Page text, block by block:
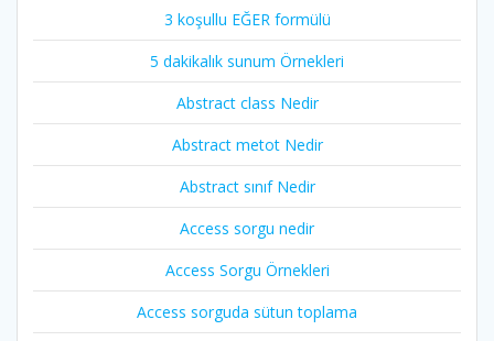
3 koşullu EĞER formülü
5 dakikalık sunum Örnekleri
Abstract class Nedir
Abstract metot Nedir
Abstract sınıf Nedir
Access sorgu nedir
Access Sorgu Örnekleri
Access sorguda sütun toplama